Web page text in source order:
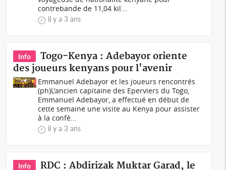
contrebande de 11,04 kil...
il y a 3 ans
Info
Togo-Kenya : Adebayor oriente
des joueurs kenyans pour l'avenir
Emmanuel Adebayor et les joueurs rencontrés
(ph)L'ancien capitaine des Eperviers du Togo,
Emmanuel Adebayor, a effectué en début de
cette semaine une visite au Kenya pour assister
à la confé...
il y a 3 ans
Info
RDC : Abdirizak Muktar Garad, le